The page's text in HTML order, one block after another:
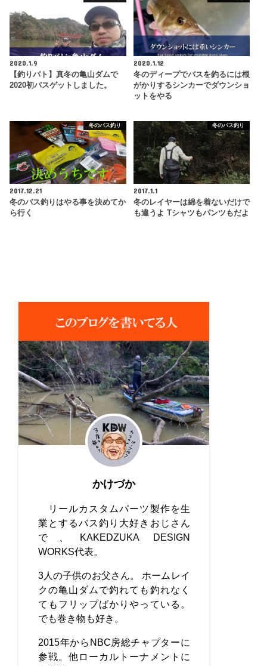
2020.1.9
【釣りバト】真冬の亀山ダムで
2020初バスゲットしました。
2020.1.12
冬のディープでバスを釣るには根
がかりするシンカーでダウンショ
ットをやる
冬のバス釣り
2017.12.21
冬のバス釣りはやる事を決めてか
ら行く
冬のバス釣り
2017.1.1
冬のレイヤーは綿を着ないだけで
も違うよ Tシャツもパンツもだよ
かけづか
リールカスタムパーツ製作を生
業とするバス釣り大好きおじさん
で、KAKEDZUKA DESIGN
WORKS代表。
3人の子供のお父さん。 ホームレイ
クの亀山ダムで釣れても釣れなく
てもフリップばかりやっている。
でも巻き物も好き。
2015年からNBC房総チャプターに
参戦。他ローカルトーナメントに